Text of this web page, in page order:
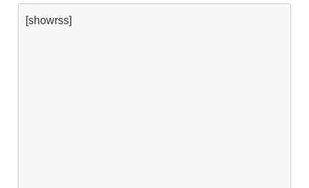
[showrss]